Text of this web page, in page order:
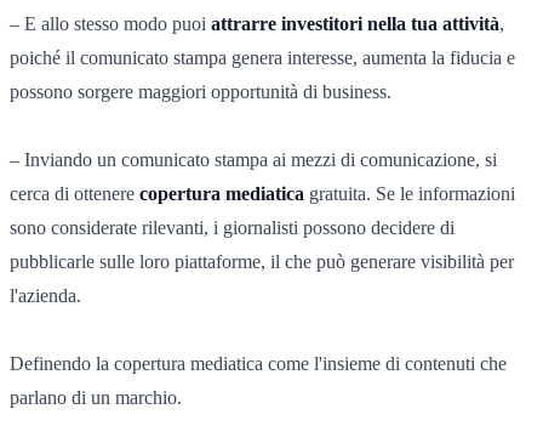
– E allo stesso modo puoi attrarre investitori nella tua attività,
poiché il comunicato stampa genera interesse, aumenta la fiducia e
possono sorgere maggiori opportunità di business.
– Inviando un comunicato stampa ai mezzi di comunicazione, si
cerca di ottenere copertura mediatica gratuita. Se le informazioni
sono considerate rilevanti, i giornalisti possono decidere di
pubblicarle sulle loro piattaforme, il che può generare visibilità per
l'azienda.
Definendo la copertura mediatica come l'insieme di contenuti che
parlano di un marchio.